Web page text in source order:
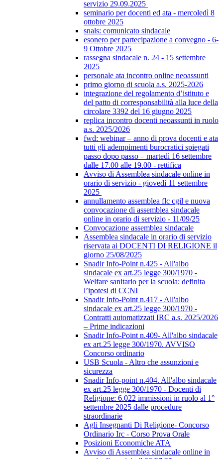
servizio 29.09.2025
seminario per docenti ed ata - mercoledì 8
ottobre 2025
snals: comunicato sindacale
esonero per partecipazione a convegno - 6-
9 Ottobre 2025
rassegna sindacale n. 24 - 15 settembre
2025
personale ata incontro online neoassunti
primo giorno di scuola a.s. 2025-2026
integrazione del regolamento d’istituto e
del patto di corresponsabilità alla luce della
circolare 3392 del 16 giugno 2025
replica incontro docenti neoassunti in ruolo
a.s. 2025/2026
fwd: webinar – anno di prova docenti e ata
tutti gli adempimenti burocratici spiegati
passo dopo passo – martedì 16 settembre
dalle 17.00 alle 19.00 - rettifica
Avviso di Assemblea sindacale online in
orario di servizio - giovedì 11 settembre
2025
annullamento assemblea flc cgil e nuova
convocazione di assemblea sindacale
online in orario di servizio - 11/09/25
Convocazione assemblea sindacale
Assemblea sindacale in orario di servizio
riservata ai DOCENTI DI RELIGIONE il
giorno 25/08/2025
Snadir Info-Point n.425 - All'albo
sindacale ex art.25 legge 300/1970 -
Welfare sanitario per la scuola: definita
l’ipotesi di CCNI
Snadir Info-Point n.417 - All'albo
sindacale ex art.25 legge 300/1970 -
Contratti automatizzati IRC a.s. 2025/2026
– Prime indicazioni
Snadir Info-Point n.409- All'albo sindacale
ex art.25 legge 300/1970. AVVISO
Concorso ordinario
USB Scuola - Altro che assunzioni e
sicurezza
Snadir Info-point n.404. All'albo sindacale
ex art.25 legge 300/1970 - Docenti di
Religione: 6.022 immissioni in ruolo al 1°
settembre 2025 dalle procedure
straordinarie
Agli Insegnanti Di Religione- Concorso
Ordinario Irc - Corso Prova Orale
Posizioni Economiche ATA
Avviso di Assemblea sindacale online in